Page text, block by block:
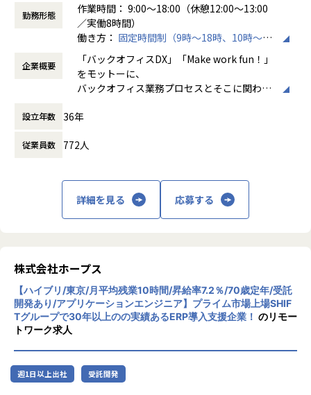
準大手から中堅規模の企業に特化して、プライム案件、ERP
導入案件、DX推進案件の拡大に注力しております。
公共系ソリューション導入・開発エンジニアとして組織を一
緒に作っていただける方を募集しております。
コンサルティングを主軸にイノベーションを起こすためのソ
リノベートすることで社会に貢献します。​
を提供し、世の中の仕事の標準化の輪を広げます。
【ホープスの目指す世界】
《ERP導入を支援し、業務標準化の輪を広げる》
国内全体では基幹業務の標準化は急務であるものの、大手・
準大手から中堅規模の企業においては実現していない企業が
多くERP導入の課題感は多い状況です。
ホープスはそのような企業への支援戦略を中心に事業を展開
しています。
勤務形態
作業時間： 9:00～18:00（休憩12:00～13:00
／実働8時間）
働き方： 固定時間制（9時～18時、10時～19
時など）
時間外労働の有無： 有（月平均10時間）
休憩時間： 60分
企業概要
「バックオフィスDX」「Make work fun！」
をモットーに、
バックオフィス業務プロセスとそこに関わる
企業競争力を向上させることを使命としてい
チ開発やコンサルティングまで幅広いサービ
スを提供しています。クラウドERPやローコ
ード開発を柱とし、業務効率化やDX推進、経
CloudやOracle ERP Cloudなどを活用し、企
業の業務プロセスを最適化し、経営管理の強
化を図っています1。
社風/文化
社内の風通しが良く、活気に満ちた雰囲気が
特徴です。多様性を重視し、様々な国籍や背
景を持つ社員が協力し合いながら働いていま
設立年数 36年
従業員数 772人
詳細を見る 応募する
株式会社ホープス
【ハイブリ/東京/月平均残業10時間/昇給率7.2％/70歳定年/受託
開発あり/アプリケーションエンジニア】プライム市場上場SHIF
Tグループで30年以上のの実績あるERP導入支援企業！ のリモー
トワーク求人
週1日以上出社 受託開発